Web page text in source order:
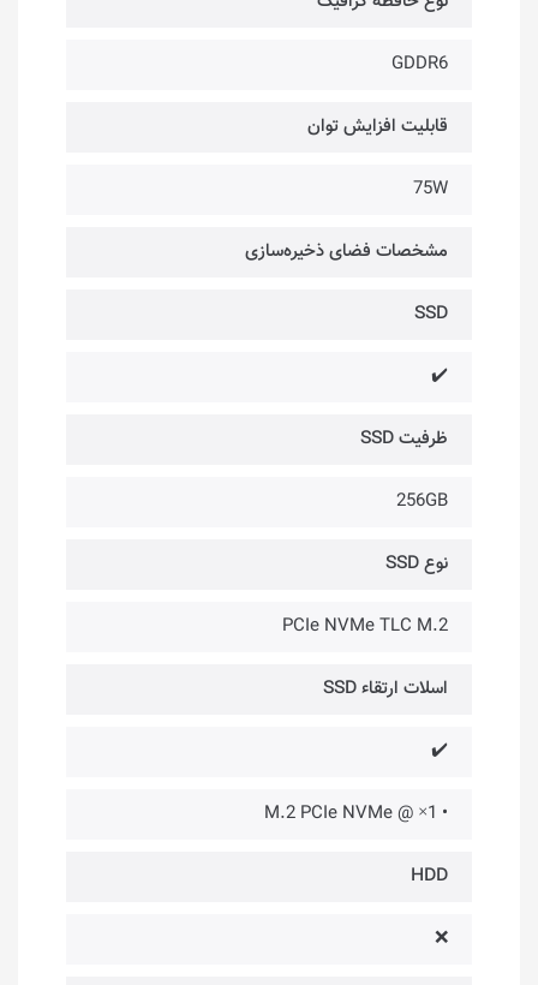
GDDR6
قابلیت افزایش توان
75W
مشخصات فضای ذخیره‌سازی
SSD
✔️
ظرفیت SSD
256GB
نوع SSD
PCIe NVMe TLC M.2
اسلات ارتقاء SSD
✔️
• 1× @ M.2 PCIe NVMe
HDD
❌